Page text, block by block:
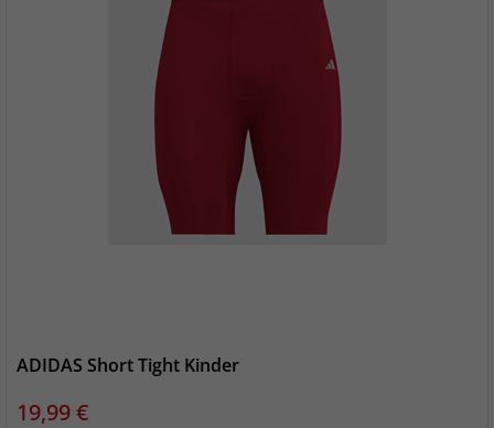
ADIDAS Short Tight Kinder
Preis
19,99 €